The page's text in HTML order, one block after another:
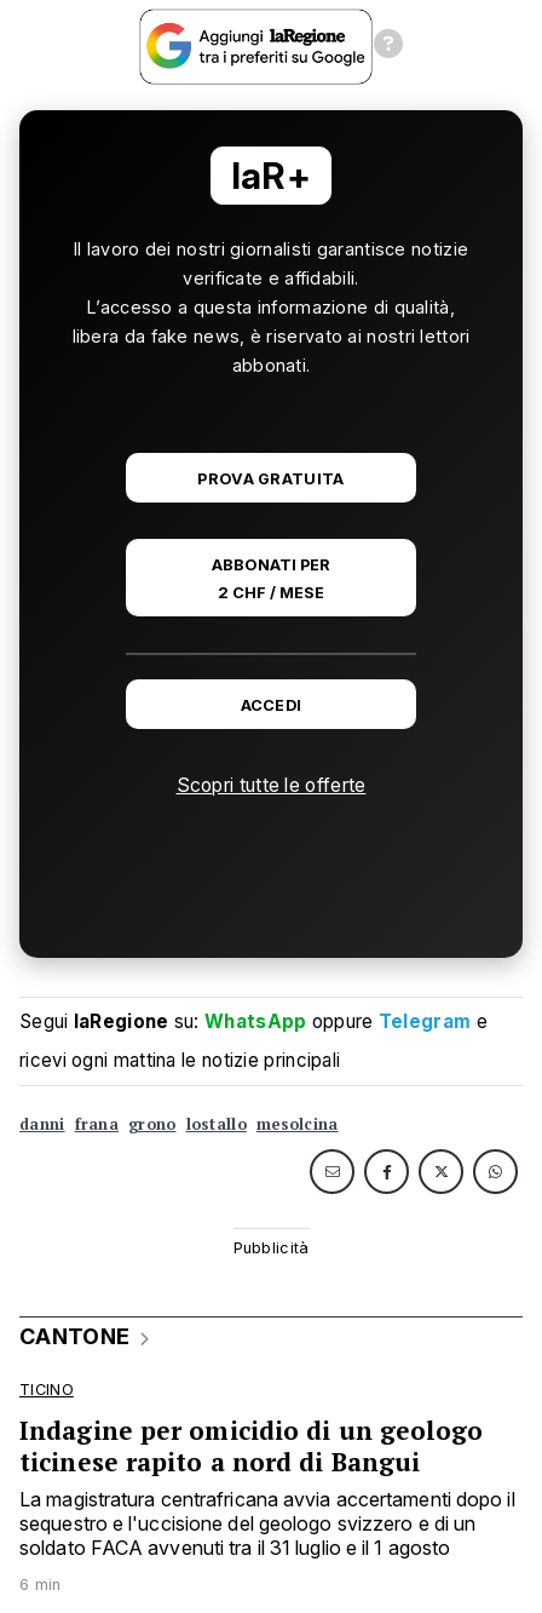
laR+
Il lavoro dei nostri giornalisti garantisce notizie
verificate e affidabili.
L’accesso a questa informazione di qualità,
libera da fake news, è riservato ai nostri lettori
abbonati.
PROVA GRATUITA
ABBONATI PER
2 CHF / MESE
ACCEDI
Scopri tutte le offerte
Segui laRegione su:WhatsApp oppure Telegram e
ricevi ogni mattina le notizie principali
danni frana grono lostallo mesolcina
CANTONE
TICINO
Indagine per omicidio di un geologo
ticinese rapito a nord di Bangui
La magistratura centrafricana avvia accertamenti dopo il
sequestro e l'uccisione del geologo svizzero e di un
soldato FACA avvenuti tra il 31 luglio e il 1 agosto
6 min